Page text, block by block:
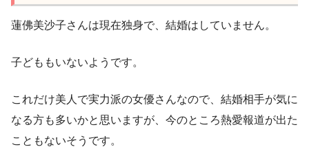
蓮佛美沙子さんは現在独身で、結婚はしていません。
子どももいないようです。
これだけ美人で実力派の女優さんなので、結婚相手が気に
なる方も多いかと思いますが、今のところ熱愛報道が出た
こともないそうです。